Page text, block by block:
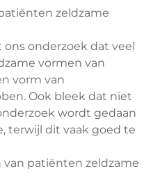
zeldzame
onderzoek dat veel
vormen van
vorm van
Ook bleek dat niet
wordt gedaan
terwijl dit vaak goed te
van patiënten zeldzame